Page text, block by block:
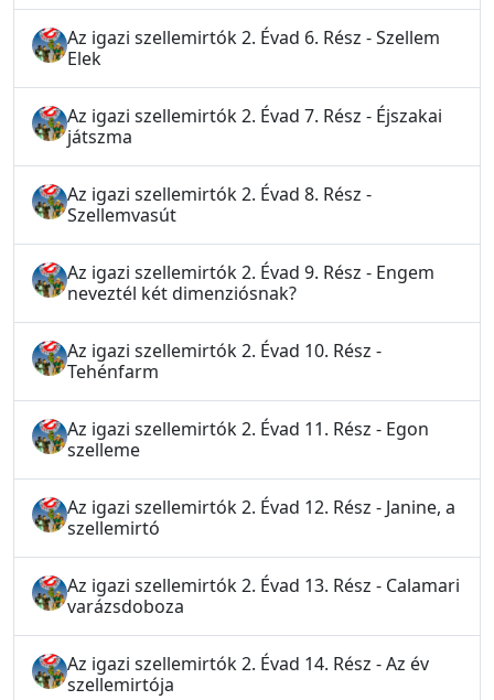
Az igazi szellemirtók 2. Évad 6. Rész - Szellem
Elek
Az igazi szellemirtók 2. Évad 7. Rész - Éjszakai
játszma
Az igazi szellemirtók 2. Évad 8. Rész -
Szellemvasút
Az igazi szellemirtók 2. Évad 9. Rész - Engem
neveztél két dimenziósnak?
Az igazi szellemirtók 2. Évad 10. Rész -
Tehénfarm
Az igazi szellemirtók 2. Évad 11. Rész - Egon
szelleme
Az igazi szellemirtók 2. Évad 12. Rész - Janine, a
szellemirtó
Az igazi szellemirtók 2. Évad 13. Rész - Calamari
varázsdoboza
Az igazi szellemirtók 2. Évad 14. Rész - Az év
szellemirtója